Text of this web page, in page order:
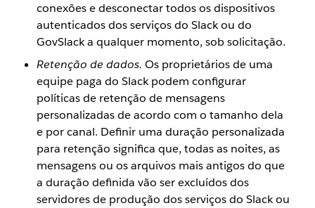
conexões e desconectar todos os dispositivos
autenticados dos serviços do Slack ou do
GovSlack a qualquer momento, sob solicitação.
Retenção de dados. Os proprietários de uma
equipe paga do Slack podem configurar
políticas de retenção de mensagens
personalizadas de acordo com o tamanho dela
e por canal. Definir uma duração personalizada
para retenção significa que, todas as noites, as
mensagens ou os arquivos mais antigos do que
a duração definida vão ser excluídos dos
servidores de produção dos serviços do Slack ou